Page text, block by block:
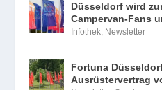
Düsseldorf wird
Campervan-Fans
Infothek, Newsletter
Fortuna
Ausrüstervertrag